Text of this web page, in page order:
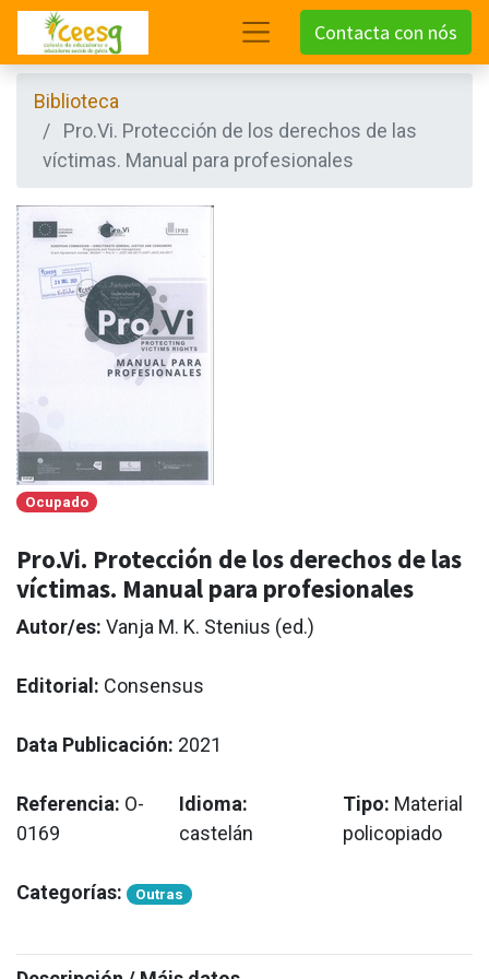
Contacta con nós
Biblioteca
Pro.Vi. Protección de los derechos de las
víctimas. Manual para profesionales
Ocupado
Pro.Vi. Protección de los derechos de las
víctimas. Manual para profesionales
Autor/es: Vanja M. K. Stenius (ed.)
Editorial: Consensus
Data Publicación: 2021
Referencia: O-
0169
Idioma:
castelán
Tipo: Material
policopiado
Categorías: Outras